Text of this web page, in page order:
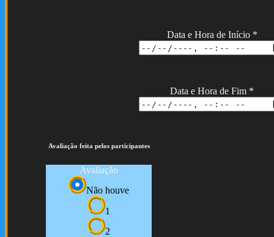
Data e Hora de Início *
Data e Hora de Fim *
Avaliação feita pelos participantes
Avaliação
Não houve
1
2